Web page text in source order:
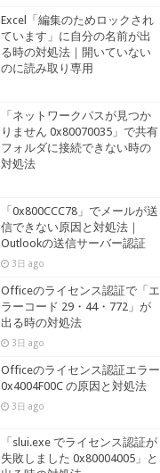
Excel「編集のためロックされ
ています」に自分の名前が出
る時の対処法｜開いていない
のに読み取り専用
「ネットワークパスが見つか
りません 0x80070035」で共有
フォルダに接続できない時の
対処法
「0x800CCC78」でメールが送
信できない原因と対処法｜
Outlookの送信サーバー認証
3日 ago
Officeのライセンス認証で「エ
ラーコード 29・44・772」が
出る時の対処法
3日 ago
Officeのライセンス認証エラー
0x4004F00C の原因と対処法
3日 ago
「slui.exe でライセンス認証が
失敗しました 0x80004005」と